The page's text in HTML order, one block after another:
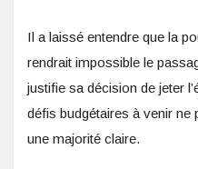
Il a laissé entendre que la
rendrait impossible le
justifie sa décision de jeter
défis budgétaires à venir ne
une majorité claire.